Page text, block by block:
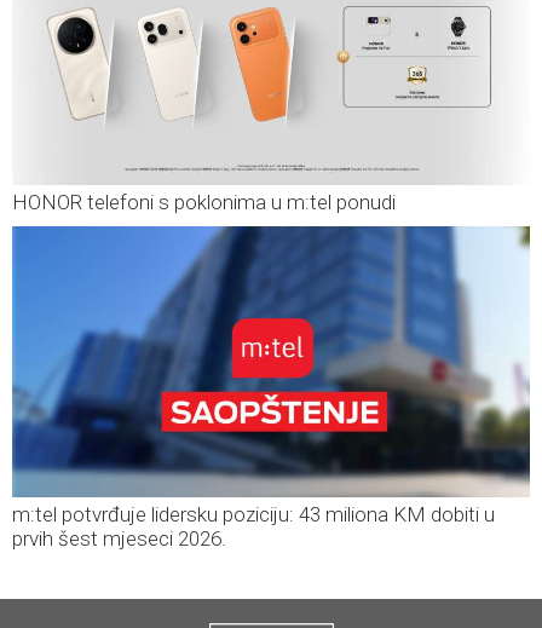
HONOR telefoni s poklonima u m:tel ponudi
m:tel potvrđuje lidersku poziciju: 43 miliona KM dobiti u
prvih šest mjeseci 2026.